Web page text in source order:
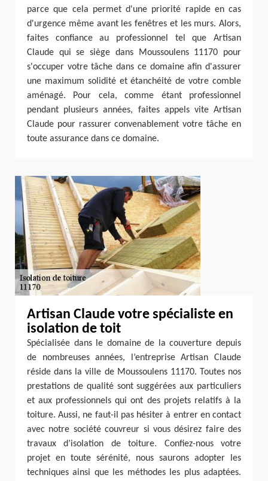
parce que cela permet d'une priorité rapide en cas
d'urgence même avant les fenêtres et les murs. Alors,
faites confiance au professionnel tel que Artisan
Claude qui se siège dans Moussoulens 11170 pour
s'occuper votre tâche dans ce domaine afin d'assurer
une maximum solidité et étanchéité de votre comble
aménagé. Pour cela, comme étant professionnel
pendant plusieurs années, faites appels vite Artisan
Claude pour rassurer convenablement votre tâche en
toute assurance dans ce domaine.
Artisan Claude votre spécialiste en
isolation de toit
Spécialisée dans le domaine de la couverture depuis
de nombreuses années, l’entreprise Artisan Claude
réside dans la ville de Moussoulens 11170. Toutes nos
prestations de qualité sont suggérées aux particuliers
et aux professionnels qui ont des projets relatifs à la
toiture. Aussi, ne faut-il pas hésiter à entrer en contact
avec notre société couvreur si vous désirez faire des
travaux d’isolation de toiture. Confiez-nous votre
projet en toute sérénité, nous saurons adopter les
techniques ainsi que les méthodes les plus adaptées.